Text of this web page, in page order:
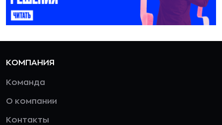
КОМПАНИЯ
Команда
О компании
Контакты